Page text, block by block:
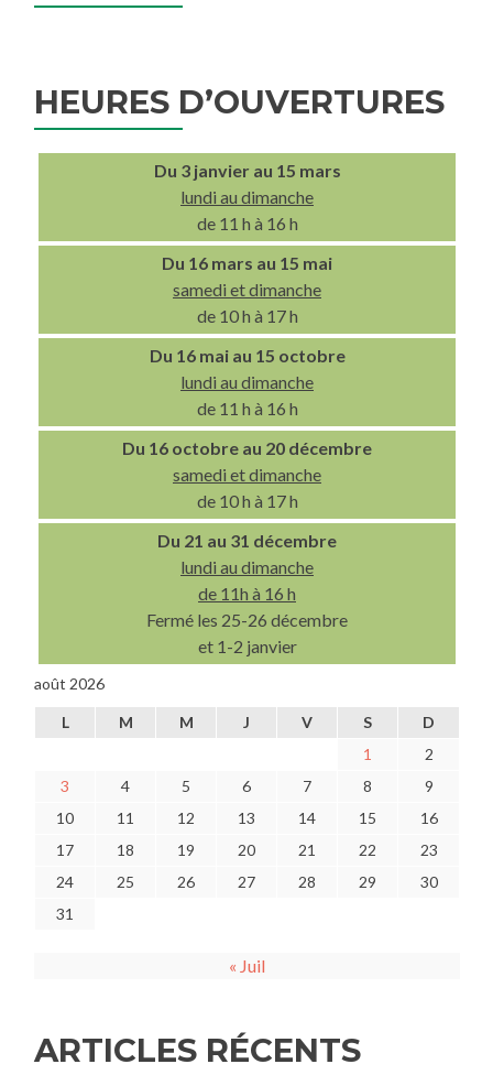
HEURES D’OUVERTURES
Du 3 janvier au 15 mars
lundi au dimanche
de 11 h à 16 h
Du 16 mars au 15 mai
samedi et dimanche
de 10 h à 17 h
Du 16 mai au 15 octobre
lundi au dimanche
de 11 h à 16 h
Du 16 octobre au 20 décembre
samedi et dimanche
de 10 h à 17 h
Du 21 au 31 décembre
lundi au dimanche
de 11h à 16 h
Fermé les 25-26 décembre
et 1-2 janvier
août 2026
L M M J V S
D
1
2
3
4 5 6 7 8
9
10
11 12 13 14 15
16
17
18 19 20 21 22
23
24
25 26 27 28 29
30
31
« Juil
ARTICLES RÉCENTS